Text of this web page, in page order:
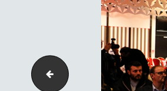
035-3